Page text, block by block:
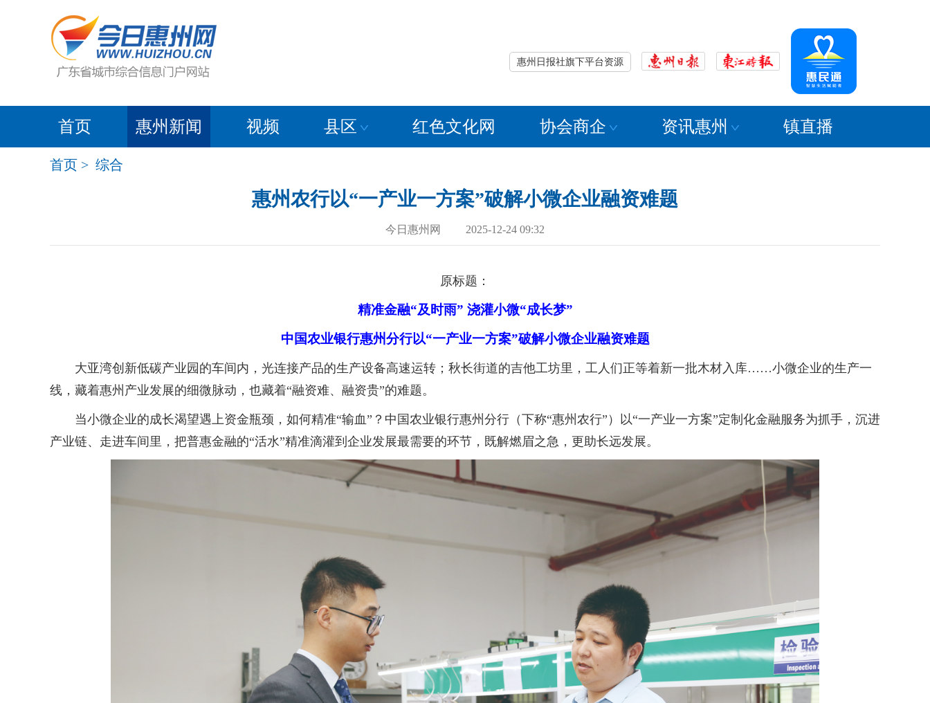
惠州日报社旗下平台资源
首页 惠州新闻 视频 县区 红色文化网 协会商企 资讯惠州 镇直播
首页 > 综合
惠州农行以“一产业一方案”破解小微企业融资难题
今日惠州网 2025-12-24 09:32
原标题：
精准金融“及时雨” 浇灌小微“成长梦”
中国农业银行惠州分行以“一产业一方案”破解小微企业融资难题
大亚湾创新低碳产业园的车间内，光连接产品的生产设备高速运转；秋长街道的吉他工坊里，工人们正等着新一批木材入库……小微企业的生产一
线，藏着惠州产业发展的细微脉动，也藏着“融资难、融资贵”的难题。
当小微企业的成长渴望遇上资金瓶颈，如何精准“输血”？中国农业银行惠州分行（下称“惠州农行”）以“一产业一方案”定制化金融服务为抓手，沉进
产业链、走进车间里，把普惠金融的“活水”精准滴灌到企业发展最需要的环节，既解燃眉之急，更助长远发展。